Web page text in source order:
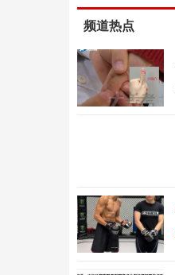
频道热点